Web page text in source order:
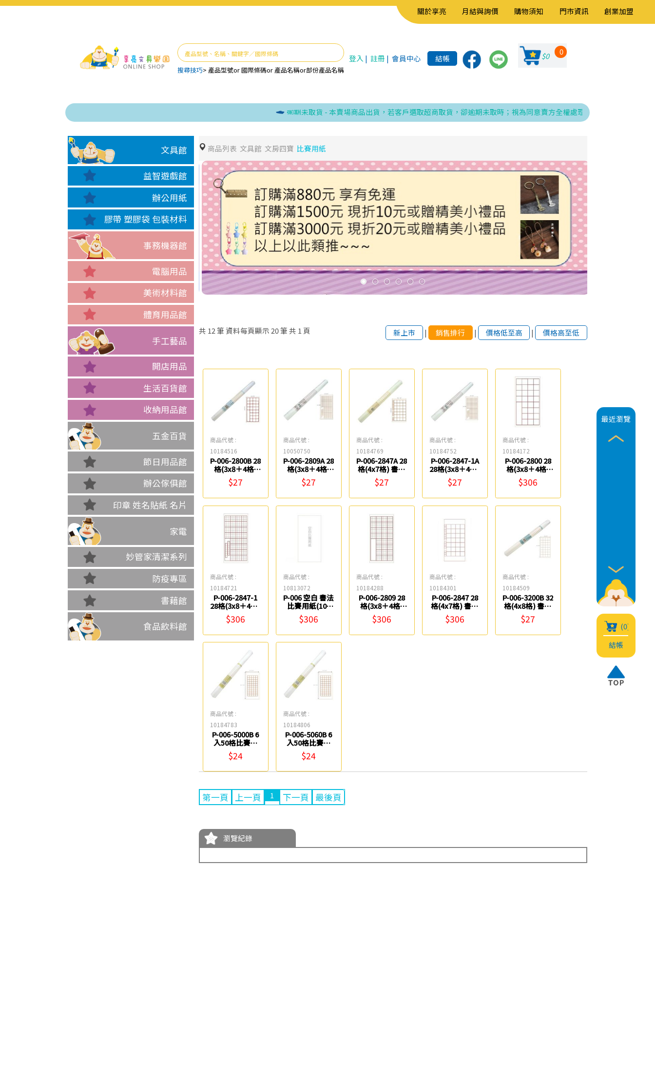
關於享亮 月結與詢價 購物須知 門市資訊 創業加盟
搜尋技巧> 產品型號or國際條碼or 產品名稱or部份產品名稱
登入 | 註冊 | 會員中心 結帳 $0 0
逾期未取貨 - 本賣場商品出貨，若客戶選取超商取貨，卻逾期未取時；視為同意賣方全權處理發票、折讓與銷貨退回之相
最近瀏覽
(0)
結帳
文具館
益智遊戲館
辦公用紙
膠帶 塑膠袋 包裝材料
事務機器館
電腦用品
美術材料館
體育用品館
手工藝品
開店用品
生活百貨館
收納用品館
五金百貨
節日用品館
辦公傢俱館
印章 姓名貼紙 名片
家電
妙管家清潔系列
防疫專區
書藉館
食品飲料館
商品列表 文具館 文房四寶 比賽用紙
共 12筆 資料每頁顯示 20筆 共 1頁 新上市 | 銷售排行 | 價格低至高 | 價格高至低
商品代號 :
10184516
P-006-2800B 28
格(3x8＋4格)
書法比賽用紙-
無九宮格(6入)
$27
商品代號 :
10050750
P-006-2809A 28
格(3x8＋4格)
書法比賽用紙-
有九宮格(6入)
$27
商品代號 :
10184769
P-006-2847A 28
格(4x7格) 書法
比賽用紙-無九
宮格/有落款(6
$27
商品代號 :
10184752
P-006-2847-1A
28格(3x8＋4格)
書法比賽用紙-
有九宮格/有落
$27
商品代號 :
10184172
P-006-2800 28
格(3x8＋4格)
書法比賽用紙-
無九宮格(100
$306
商品代號 :
10184721
P-006-2847-1
28格(3x8＋4格)
書法比賽用紙-
有九宮格/有落
$306
商品代號 :
10813072
P-006 空白 書法
比賽用紙(100
入) 中華筆莊
$306
商品代號 :
10184288
P-006-2809 28
格(3x8＋4格)
書法比賽用紙-
有九宮格(100
$306
商品代號 :
10184301
P-006-2847 28
格(4x7格) 書法
比賽用紙-無九
宮格/有落款
$306
商品代號 :
10184509
P-006-3200B 32
格(4x8格) 書法
比賽用紙-無九
宮格(6入) 中華
$27
商品代號 :
10184783
P-006-5000B 6
入50格比賽用
紙 中華筆莊
$24
商品代號 :
10184806
P-006-5060B 6
入50格比賽用
紙 中華筆莊
$24
第一頁 上一頁 1 下一頁 最後頁
瀏覽紀錄